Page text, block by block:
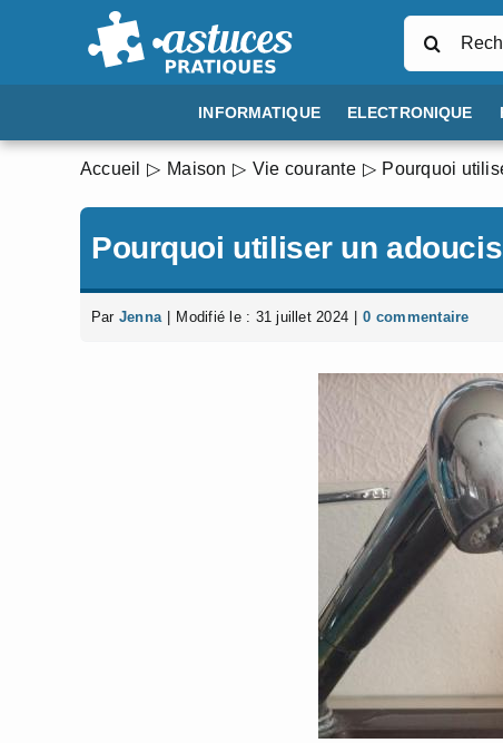
INFORMATIQUE ELECTRONIQUE
Accueil Maison Vie courante Pourquoi
Pourquoi utiliser un
Par Jenna Modifié le : 31 juillet 2024 0 commentaire